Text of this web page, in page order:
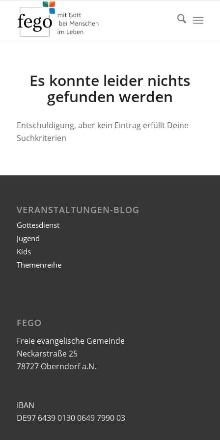
Es konnte leider nichts
gefunden werden
Entschuldigung, aber kein Eintrag erfüllt Deine
Suchkriterien
VERANSTALTUNGEN-BLOG
Gottesdienst
Jugend
Kids
Themenreihe
FEGO
Freie evangelische Gemeinde
Neckarstraße 25
78727 Oberndorf a.N.
IBAN
DE97 6439 0130 0649 7990 03